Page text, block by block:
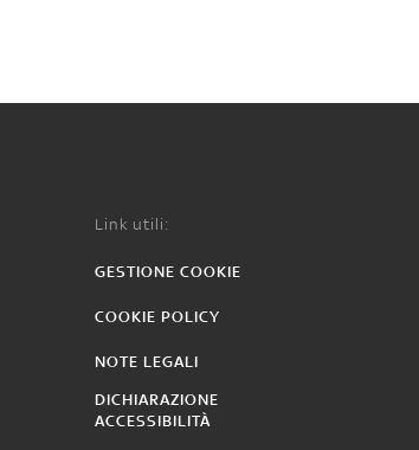
Link utili:
GESTIONE COOKIE
COOKIE POLICY
NOTE LEGALI
DICHIARAZIONE
ACCESSIBILITÀ